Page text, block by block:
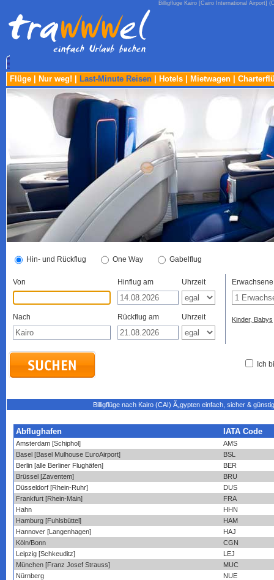
Billigflüge Kairo [Cairo International Airport]
Flüge Nur weg! Last-Minute Reisen Hotels Mietwagen
Hin- und Rückflug One Way Gabelflug
Von Hinflug am Uhrzeit
Nach Rückflug am Uhrzeit
Erwachsene
Kinder, Babys
Ich
Billigflüge nach Kairo (CAI) Ã„gypten einfach, sicher &
Abflughafen IATA Code
Amsterdam [Schiphol]
AMS
Basel [Basel Mulhouse EuroAirport]
BSL
Berlin [alle Berliner Flughäfen]
BER
Brüssel [Zaventem]
BRU
Düsseldorf [Rhein-Ruhr]
DUS
Frankfurt [Rhein-Main]
FRA
Hahn
HHN
Hamburg [Fuhlsbüttel]
HAM
Hannover [Langenhagen]
HAJ
Köln/Bonn
CGN
Leipzig [Schkeuditz]
LEJ
München [Franz Josef Strauss]
MUC
Nürnberg
NUE